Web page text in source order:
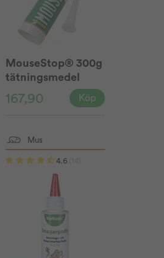
MouseStop® 300g
tätningsmedel
167,90 Köp
Mus
4.6